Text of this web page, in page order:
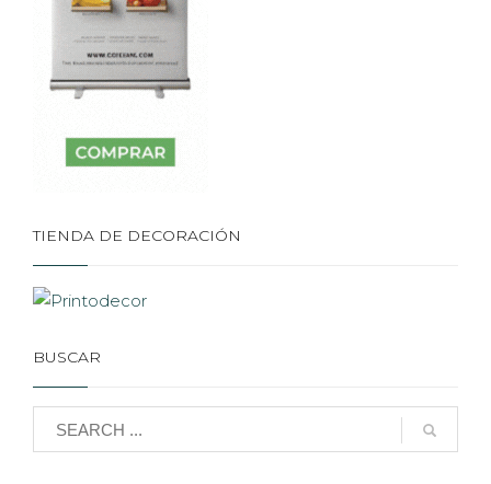
TIENDA DE DECORACIÓN
BUSCAR